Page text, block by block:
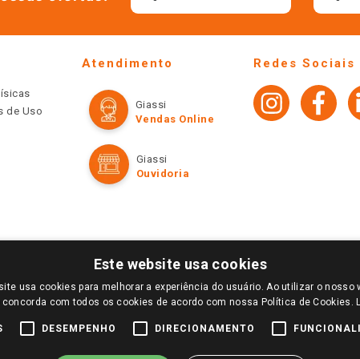
de Uso
Atendimento
Giassi
Vendas Online
Giassi
Ouvidoria
Redes Sociais
E SELECIONE A LOJA DE SUA PREFERÊNCIA. SOMENTE APÓS O LOGIN, OS PREÇOS
SÃO VÁLIDOS APENAS PARA COMPRAS REALIZADAS NO GIASSI.COM.BR E NA LOJA
DE BUSCAS.
Este website usa cookies
usa cookies para melhorar a experiência do usuário. Ao utilizar o nosso
com todos os cookies de acordo com nossa Política de Cookies.
DESEMPENHO DIRECIONAMENTO